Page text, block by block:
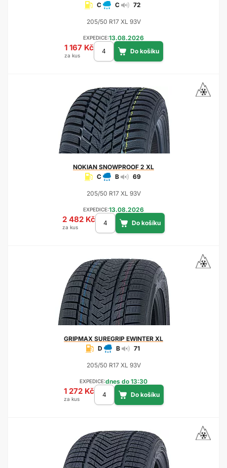
C
C 72
205/50 R17 XL 93V
EXPEDICE:13.08.2026
1 167 Kč
za kus
NOKIAN SNOWPROOF 2 XL
C
B 69
205/50 R17 XL 93V
EXPEDICE:13.08.2026
2 482 Kč
za kus
GRIPMAX SUREGRIP EWINTER XL
D
B 71
205/50 R17 XL 93V
EXPEDICE:dnes do 13:30
1 272 Kč
za kus